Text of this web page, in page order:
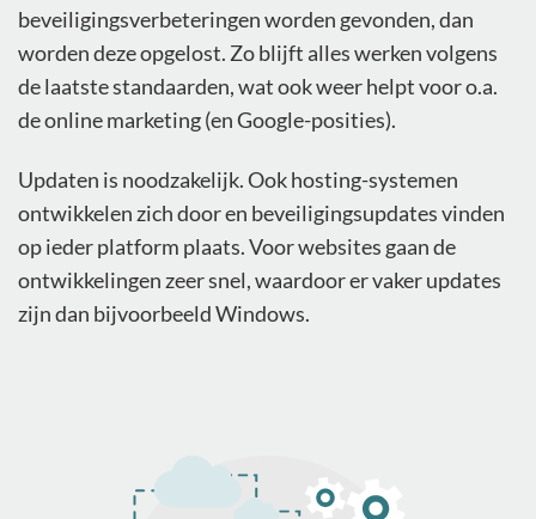
beveiligingsverbeteringen worden gevonden, dan
worden deze opgelost. Zo blijft alles werken volgens
de laatste standaarden, wat ook weer helpt voor o.a.
de online marketing (en Google-posities).
Updaten is noodzakelijk. Ook hosting-systemen
ontwikkelen zich door en beveiligingsupdates vinden
op ieder platform plaats. Voor websites gaan de
ontwikkelingen zeer snel, waardoor er vaker updates
zijn dan bijvoorbeeld Windows.